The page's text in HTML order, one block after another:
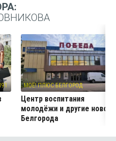
МОЁ! ПЛЮС БЕЛГОРОД
Центр воспитания
молодёжи и другие
Белгорода